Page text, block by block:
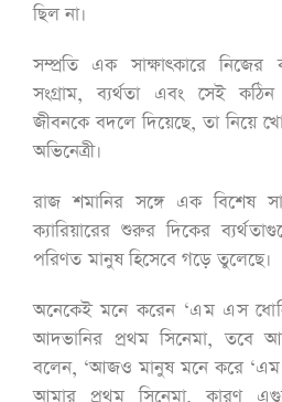
ছিল না।
সম্প্রতি এক সাক্ষাৎকারে নিজের
সংগ্রাম, ব্যর্থতা এবং সেই
জীবনকে বদলে দিয়েছে, তা নিয়ে
অভিনেত্রী।
রাজ শমানির সঙ্গে এক বিশেষ
ক্যারিয়ারের শুরুর দিকের
পরিণত মানুষ হিসেবে গড়ে তুলেছে।
অনেকেই মনে করেন ‘এম এস
আদভানির প্রথম সিনেমা, তবে
বলেন, ‘আজও মানুষ মনে করে ‘এম
আমার প্রথম সিনেমা, কারণ